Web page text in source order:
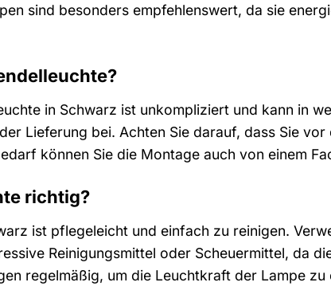
sind besonders empfehlenswert, da sie
in Schwarz ist unkompliziert und kann in
Lieferung bei. Achten Sie darauf, dass Sie
können Sie die Montage auch von einem
richtig?
ist pflegeleicht und einfach zu reinigen.
Reinigungsmittel oder Scheuermittel, da
regelmäßig, um die Leuchtkraft der Lampe zu